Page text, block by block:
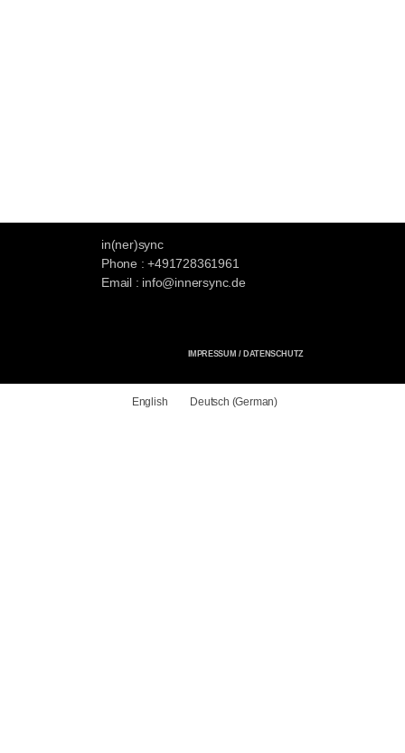
in(ner)sync
Phone : +491728361961
Email : info@innersync.de
IMPRESSUM / DATENSCHUTZ
English Deutsch (German)